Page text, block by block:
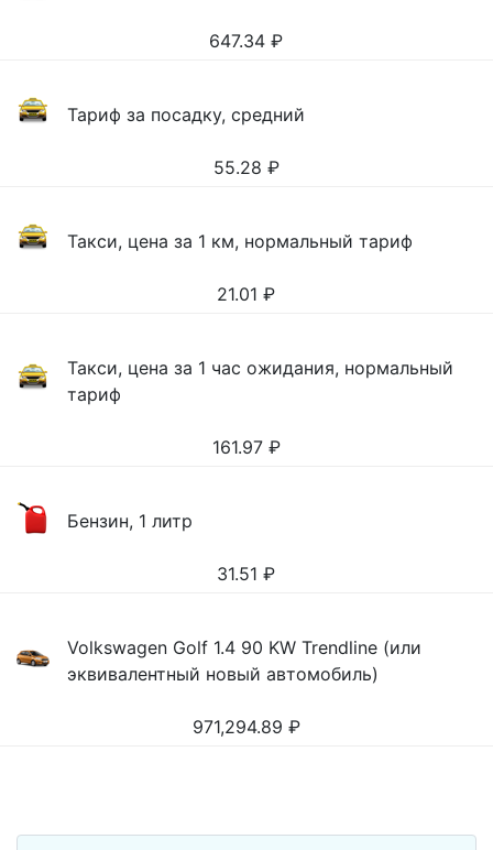
647.34 ₽
Тариф за посадку, средний
55.28 ₽
Такси, цена за 1 км, нормальный тариф
21.01 ₽
Такси, цена за 1 час ожидания, нормальный
тариф
161.97 ₽
Бензин, 1 литр
31.51 ₽
Volkswagen Golf 1.4 90 KW Trendline (или
эквивалентный новый автомобиль)
971,294.89 ₽